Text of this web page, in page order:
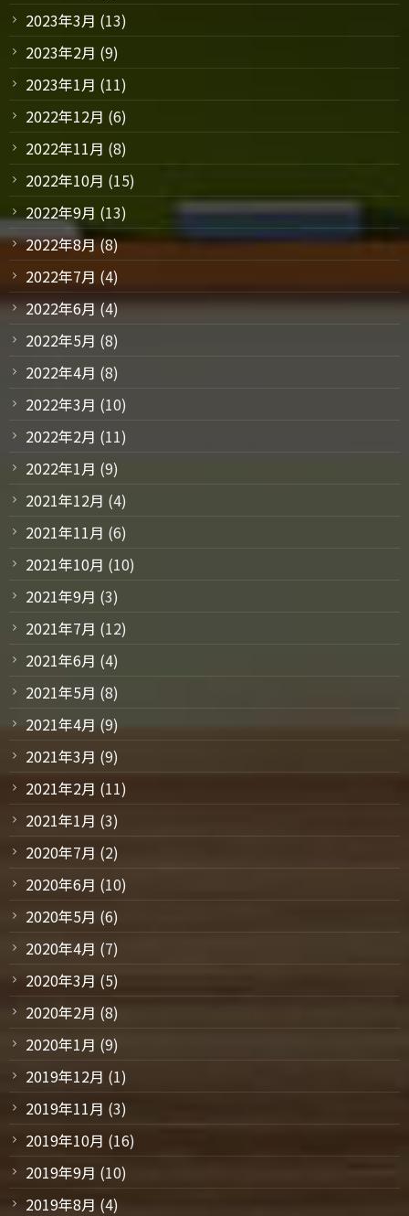
2023年3月 (13)
2023年2月 (9)
2023年1月 (11)
2022年12月 (6)
2022年11月 (8)
2022年10月 (15)
2022年9月 (13)
2022年8月(8)
2022年7月 (4)
2022年6月(4)
2022年5月 (8)
2022年4月 (8)
2022年3月 (10)
2022年2月 (11)
2022年1月 (9)
2021年12月 (4)
2021年11月 (6)
2021年10月 (10)
2021年9月 (3)
2021年7月 (12)
2021年6月 (4)
2021年5月 (8)
2021年4月 (9)
2021年3月 (9)
2021年2月 (11)
2021年1月 (3)
2020年7月 (2)
2020年6月 (10)
2020年5月 (6)
2020年4月 (7)
2020年3月 (5)
2020年2月 (8)
2020年1月 (9)
2019年12月 (1)
2019年11月 (3)
2019年10月 (16)
2019年9月 (10)
2019年8月 (4)